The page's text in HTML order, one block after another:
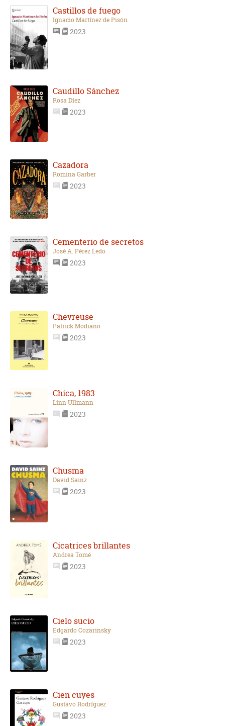
Castillos de fuego
Ignacio Martínez de Pisón
2023
Caudillo Sánchez
Rosa Díez
2023
Cazadora
Romina Garber
2023
Cementerio de secretos
José A. Pérez Ledo
2023
Chevreuse
Patrick Modiano
2023
Chica, 1983
Linn Ullmann
2023
Chusma
David Sainz
2023
Cicatrices brillantes
Andrea Tomé
2023
Cielo sucio
Edgardo Cozarinsky
2023
Cien cuyes
Gustavo Rodríguez
2023